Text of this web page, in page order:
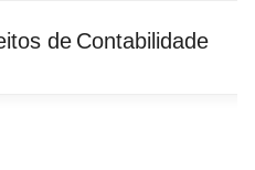
de Contabilidade